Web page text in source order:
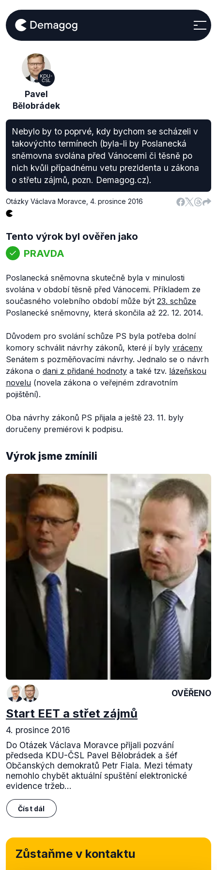
KDU-
ČSL
Pavel
Bělobrádek
Nebylo by to poprvé, kdy bychom se scházeli v
takovýchto termínech (byla-li by Poslanecká
sněmovna svolána před Vánocemi či těsně po
nich kvůli případnému vetu prezidenta u zákona
o střetu zájmů, pozn. Demagog.cz).
Otázky Václava Moravce 4. prosince 2016
Tento výrok byl ověřen jako
PRAVDA
Poslanecká sněmovna skutečně byla v minulosti
svolána v období těsně před Vánocemi. Příkladem ze
současného volebního období může být 23. schůze
Poslanecké sněmovny, která skončila až 22. 12. 2014.
Důvodem pro svolání schůze PS byla potřeba dolní
komory schválit návrhy zákonů, které jí byly vráceny
Senátem s pozměňovacími návrhy. Jednalo se o návrh
zákona o dani z přidané hodnoty a také tzv. lázeňskou
novelu (novela zákona o veřejném zdravotním
pojištění).
Oba návrhy zákonů PS přijala a ještě 23. 11. byly
doručeny premiérovi k podpisu.
Výrok jsme zmínili
OVĚŘENO
Start EET a střet zájmů
4. prosince 2016
Do Otázek Václava Moravce přijali pozvání
předseda KDU-ČSL Pavel Bělobrádek a šéf
Občanských demokratů Petr Fiala. Mezi tématy
nemohlo chybět aktuální spuštění elektronické
evidence tržeb...
Číst dál
Zůstaňme v kontaktu